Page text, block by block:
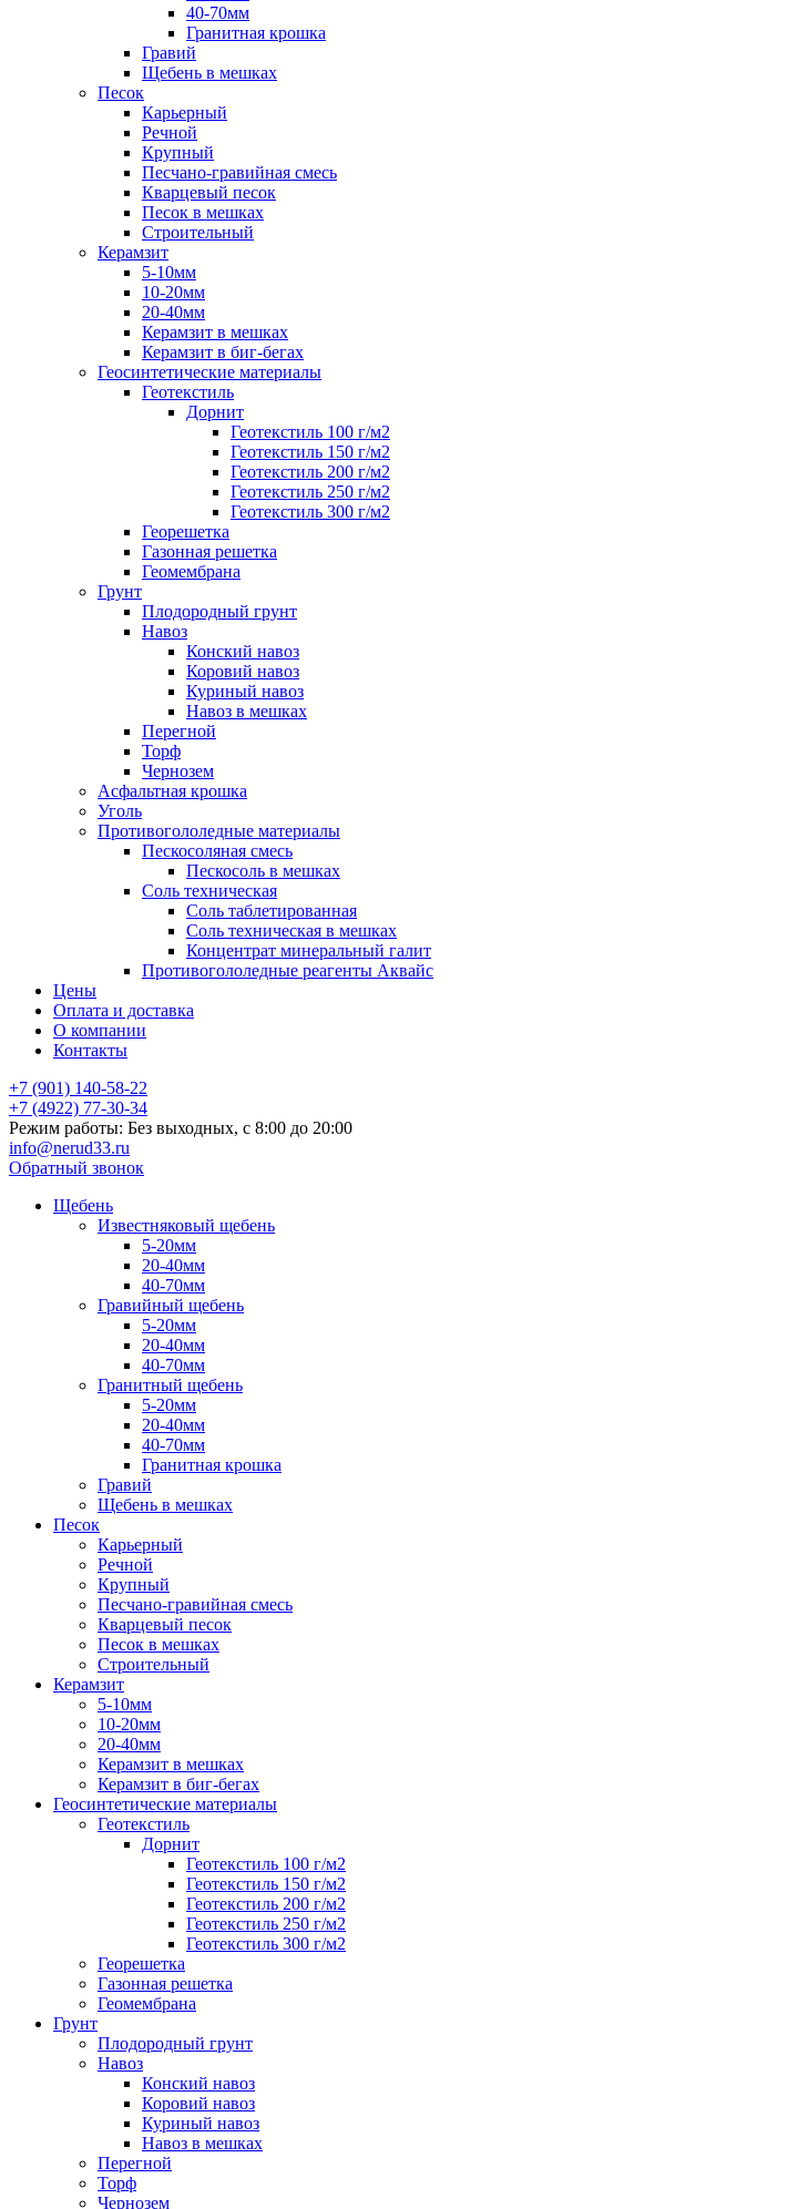
40-70мм
Гранитная крошка
Гравий
Щебень в мешках
Песок
Карьерный
Речной
Крупный
Песчано-гравийная смесь
Кварцевый песок
Песок в мешках
Строительный
Керамзит
5-10мм
10-20мм
20-40мм
Керамзит в мешках
Керамзит в биг-бегах
Геосинтетические материалы
Геотекстиль
Дорнит
Геотекстиль 100 г/м2
Геотекстиль 150 г/м2
Геотекстиль 200 г/м2
Геотекстиль 250 г/м2
Геотекстиль 300 г/м2
Георешетка
Газонная решетка
Геомембрана
Грунт
Плодородный грунт
Навоз
Конский навоз
Коровий навоз
Куриный навоз
Навоз в мешках
Перегной
Торф
Чернозем
Асфальтная крошка
Уголь
Противогололедные материалы
Пескосоляная смесь
Пескосоль в мешках
Соль техническая
Соль таблетированная
Соль техническая в мешках
Концентрат минеральный галит
Противогололедные реагенты Аквайс
Цены
Оплата и доставка
О компании
Контакты
+7 (901) 140-58-22
+7 (4922) 77-30-34
Режим работы: Без выходных, с 8:00 до 20:00
info@nerud33.ru
Обратный звонок
Щебень
Известняковый щебень
5-20мм
20-40мм
40-70мм
Гравийный щебень
5-20мм
20-40мм
40-70мм
Гранитный щебень
5-20мм
20-40мм
40-70мм
Гранитная крошка
Гравий
Щебень в мешках
Песок
Карьерный
Речной
Крупный
Песчано-гравийная смесь
Кварцевый песок
Песок в мешках
Строительный
Керамзит
5-10мм
10-20мм
20-40мм
Керамзит в мешках
Керамзит в биг-бегах
Геосинтетические материалы
Геотекстиль
Дорнит
Геотекстиль 100 г/м2
Геотекстиль 150 г/м2
Геотекстиль 200 г/м2
Геотекстиль 250 г/м2
Геотекстиль 300 г/м2
Георешетка
Газонная решетка
Геомембрана
Грунт
Плодородный грунт
Навоз
Конский навоз
Коровий навоз
Куриный навоз
Навоз в мешках
Перегной
Торф
Чернозем